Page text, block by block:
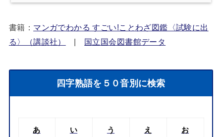
書籍： マンガでわかる すごい!ことわざ図鑑〈試験に出
る〉（講談社）
| 国立国会図書館データ
四字熟語を５０音別に検索
あ い う え お